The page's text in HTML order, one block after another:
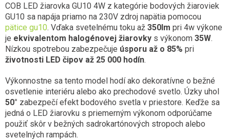
COB LED žiarovka GU10 4W z kategórie bodových žiaroviek
GU10 sa napája priamo na 230V zdroj napätia pomocou
pätice gu10. Vďaka svetelnému toku až 350lm pri 4w výkone
je ekvivalentom halogénovej žiarovky s výkonom 35W.
Nízkou spotrebou zabezpečuje úsporu až o 85% pri
životnosti LED čipov až 25 000 hodín.
Výkonnostne sa tento model hodí ako dekoratívne o bežné
osvetlenie interiéru alebo ako prechodové svetlo. Úzky uhol
50° zabezpečí efekt bodového svetla v priestore. Keďže sa
jedná o LED žiarovku s priemerným výkonom odporúčame
použiť skôr v bežných sadrokartónových stropoch alebo
svetelných rampách.